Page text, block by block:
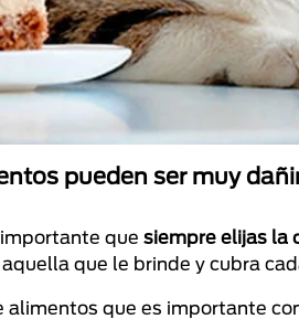
pueden ser muy
que siempre elijas la
que le brinde y cubra
que es importante